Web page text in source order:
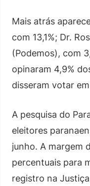
Mais atrás
com 13,1%; Dr.
(Podemos), com
opinaram 4,9%
disseram votar
A pesquisa do
eleitores
junho. A margem
percentuais para
registro na